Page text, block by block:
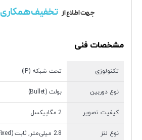
جهت اطلاع از تخفیف همکاری
مشخصات فنی
تکنولوژی تحت شبکه (IP)
نوع دوربین بولت (Bullet)
کیفیت تصویر 2 مگاپیکسل
نوع لنز 2.8 میلی‌متر, ثابت (Fixed)